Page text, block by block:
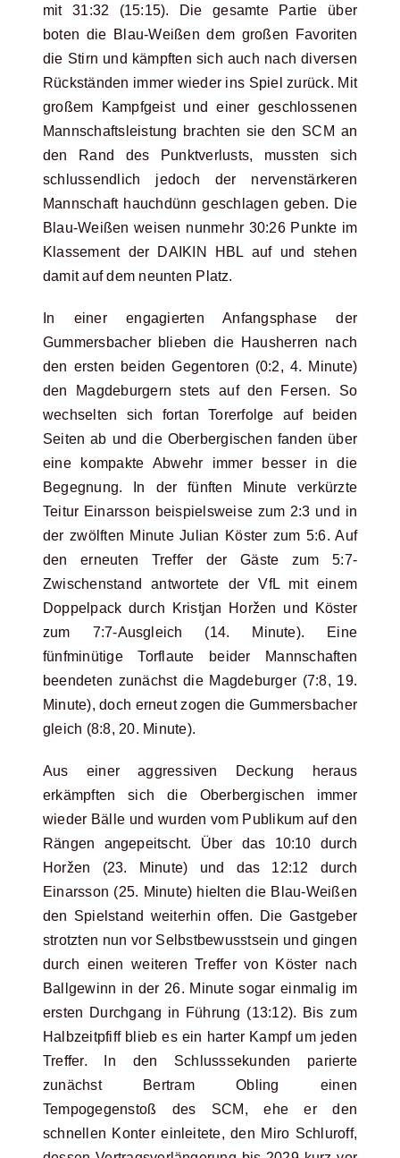
mit 31:32 (15:15). Die gesamte Partie über
boten die Blau-Weißen dem großen Favoriten
die Stirn und kämpften sich auch nach diversen
Rückständen immer wieder ins Spiel zurück. Mit
großem Kampfgeist und einer geschlossenen
Mannschaftsleistung brachten sie den SCM an
den Rand des Punktverlusts, mussten sich
schlussendlich jedoch der nervenstärkeren
Mannschaft hauchdünn geschlagen geben. Die
Blau-Weißen weisen nunmehr 30:26 Punkte im
Klassement der DAIKIN HBL auf und stehen
damit auf dem neunten Platz.
In einer engagierten Anfangsphase der
Gummersbacher blieben die Hausherren nach
den ersten beiden Gegentoren (0:2, 4. Minute)
den Magdeburgern stets auf den Fersen. So
wechselten sich fortan Torerfolge auf beiden
Seiten ab und die Oberbergischen fanden über
eine kompakte Abwehr immer besser in die
Begegnung. In der fünften Minute verkürzte
Teitur Einarsson beispielsweise zum 2:3 und in
der zwölften Minute Julian Köster zum 5:6. Auf
den erneuten Treffer der Gäste zum 5:7-
Zwischenstand antwortete der VfL mit einem
Doppelpack durch Kristjan Horžen und Köster
zum 7:7-Ausgleich (14. Minute). Eine
fünfminütige Torflaute beider Mannschaften
beendeten zunächst die Magdeburger (7:8, 19.
Minute), doch erneut zogen die Gummersbacher
gleich (8:8, 20. Minute).
Aus einer aggressiven Deckung heraus
erkämpften sich die Oberbergischen immer
wieder Bälle und wurden vom Publikum auf den
Rängen angepeitscht. Über das 10:10 durch
Horžen (23. Minute) und das 12:12 durch
Einarsson (25. Minute) hielten die Blau-Weißen
den Spielstand weiterhin offen. Die Gastgeber
strotzten nun vor Selbstbewusstsein und gingen
durch einen weiteren Treffer von Köster nach
Ballgewinn in der 26. Minute sogar einmalig im
ersten Durchgang in Führung (13:12). Bis zum
Halbzeitpfiff blieb es ein harter Kampf um jeden
Treffer. In den Schlusssekunden parierte
zunächst Bertram Obling einen
Tempogegenstoß des SCM, ehe er den
schnellen Konter einleitete, den Miro Schluroff,